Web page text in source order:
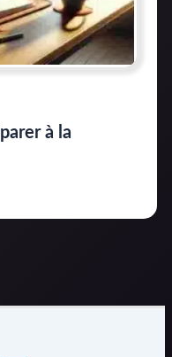
à la